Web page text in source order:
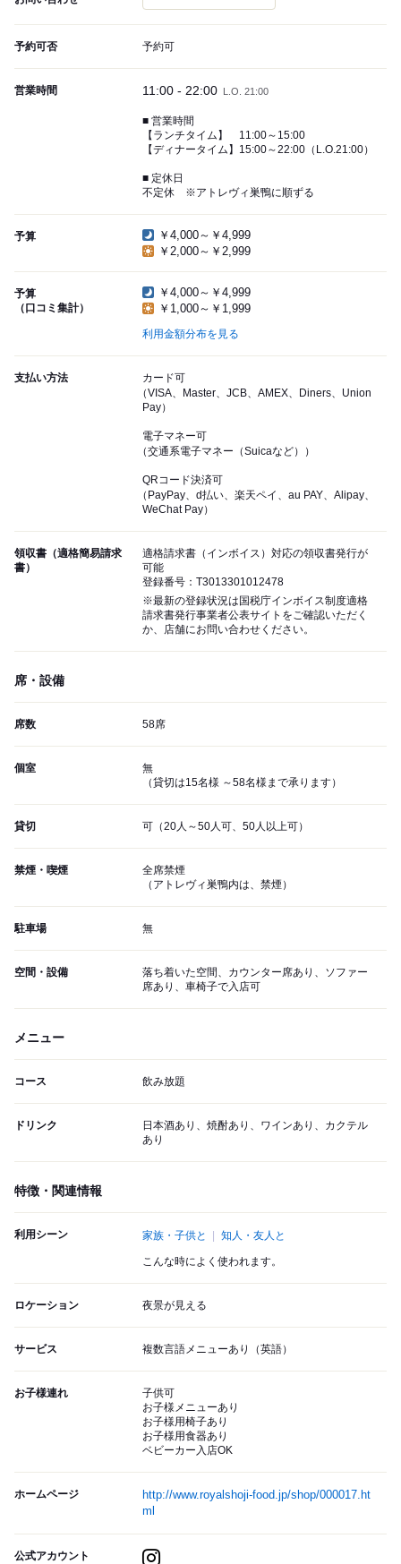
予約可否 予約可
営業時間 11:00 - 22:00 L.O. 21:00
■ 営業時間
【ランチタイム】 11:00～15:00
【ディナータイム】15:00～22:00（L.O.21:00）
■ 定休日
不定休 ※アトレヴィ巣鴨に順ずる
予算
￥4,000～￥4,999
￥2,000～￥2,999
予算
（口コミ集計）
￥4,000～￥4,999
￥1,000～￥1,999
利用金額分布を見る
支払い方法
カード可
（VISA、Master、JCB、AMEX、Diners、Union
Pay）
電子マネー可
（交通系電子マネー（Suicaなど））
QRコード決済可
（PayPay、d払い、楽天ペイ、au PAY、Alipay、
WeChat Pay）
領収書（適格簡易請求
書）
適格請求書（インボイス）対応の領収書発行が
可能
登録番号：T3013301012478
※最新の登録状況は国税庁インボイス制度適格
請求書発行事業者公表サイトをご確認いただく
か、店舗にお問い合わせください。
席・設備
席数 58席
個室
無
（貸切は15名様 ～58名様まで承ります）
貸切 可（20人～50人可、50人以上可）
禁煙・喫煙
全席禁煙
（アトレヴィ巣鴨内は、禁煙）
駐車場 無
空間・設備
落ち着いた空間、カウンター席あり、ソファー
席あり、車椅子で入店可
メニュー
コース 飲み放題
ドリンク
日本酒あり、焼酎あり、ワインあり、カクテル
あり
特徴・関連情報
利用シーン 家族・子供と 知人・友人と
こんな時によく使われます。
ロケーション 夜景が見える
サービス 複数言語メニューあり（英語）
お子様連れ
子供可
お子様メニューあり
お子様用椅子あり
お子様用食器あり
ベビーカー入店OK
ホームページ
http://www.royalshoji-food.jp/shop/000017.ht
ml
公式アカウント